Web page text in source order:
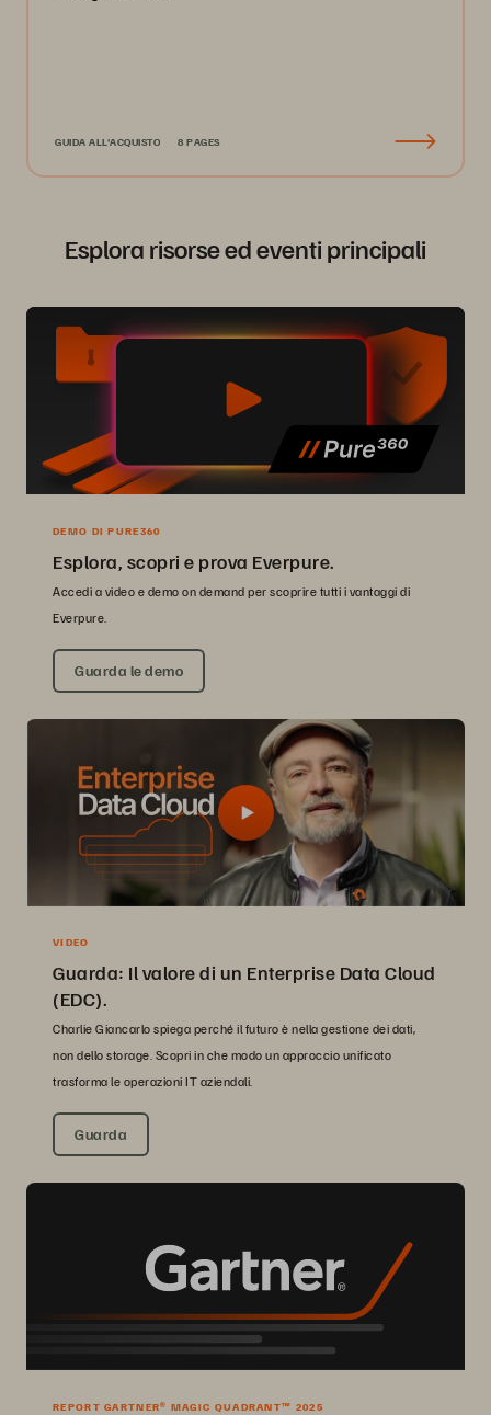
GUIDA ALL'ACQUISTO 8 PAGES
Esplora risorse ed eventi principali
DEMO DI PURE360
Esplora, scopri e prova Everpure.
Accedi a video e demo on demand per scoprire tutti i vantaggi di
Everpure.
Guarda le demo
VIDEO
Guarda: Il valore di un Enterprise Data Cloud
(EDC).
Charlie Giancarlo spiega perché il futuro è nella gestione dei dati,
non dello storage. Scopri in che modo un approccio unificato
trasforma le operazioni IT aziendali.
Guarda
REPORT GARTNER® MAGIC QUADRANT™ 2025